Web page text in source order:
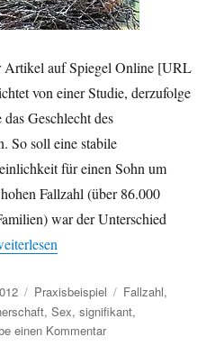
Artikel auf Spiegel Online [URL
von einer Studie, derzufolge
Geschlecht des
So soll eine stabile
für einen Sohn um
Fallzahl (über 86.000
war der Unterschied
die Partnerschaft das
Kategorien
Praxisbeispiel Schlagwörter
Fallzahl,
,Sex,signifikant,
einen Kommentarzu